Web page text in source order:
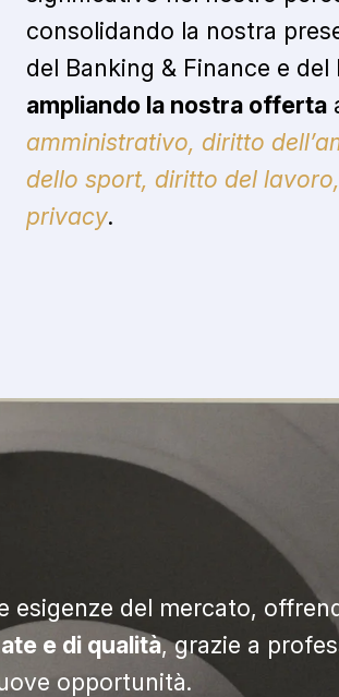
consolidando la nostra
del Banking & Finance e del
ampliando la nostra offerta
amministrativo, diritto
dello sport, diritto del
privacy.
esigenze del mercato,
e di qualità, grazie a
opportunità.